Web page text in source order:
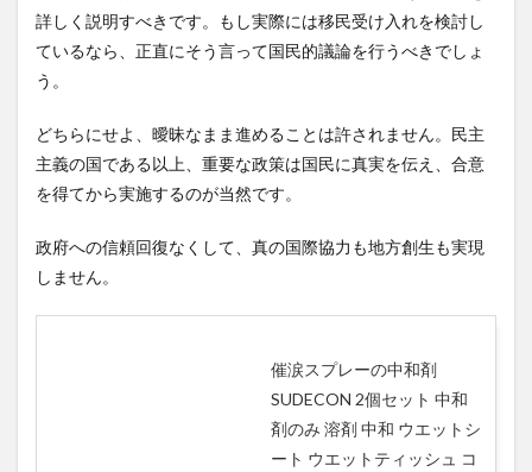
詳しく説明すべきです。もし実際には移民受け入れを検討し
ているなら、正直にそう言って国民的議論を行うべきでしょ
う。
どちらにせよ、曖昧なまま進めることは許されません。民主
主義の国である以上、重要な政策は国民に真実を伝え、合意
を得てから実施するのが当然です。
政府への信頼回復なくして、真の国際協力も地方創生も実現
しません。
催涙スプレーの中和剤
SUDECON 2個セット 中和
剤のみ 溶剤 中和 ウエットシ
ート ウエットティッシュ コ